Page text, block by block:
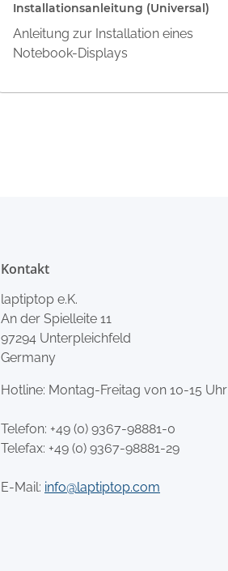
Installationsanleitung (Universal)
Anleitung zur Installation eines
Notebook-Displays
Kontakt
laptiptop e.K.
An der Spielleite 11
97294 Unterpleichfeld
Germany
Hotline: Montag-Freitag von 10-15 Uhr
Telefon: +49 (0) 9367-98881-0
Telefax: +49 (0) 9367-98881-29
E-Mail: info@laptiptop.com